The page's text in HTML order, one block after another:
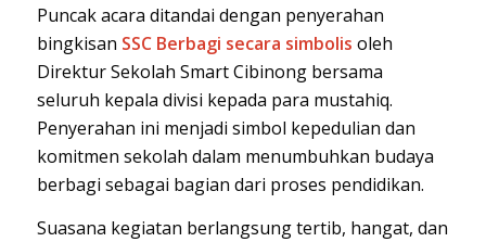
Puncak acara ditandai dengan penyerahan
bingkisan SSC Berbagi secara simbolis oleh
Direktur Sekolah Smart Cibinong bersama
seluruh kepala divisi kepada para mustahiq.
Penyerahan ini menjadi simbol kepedulian dan
komitmen sekolah dalam menumbuhkan budaya
berbagi sebagai bagian dari proses pendidikan.
Suasana kegiatan berlangsung tertib, hangat, dan